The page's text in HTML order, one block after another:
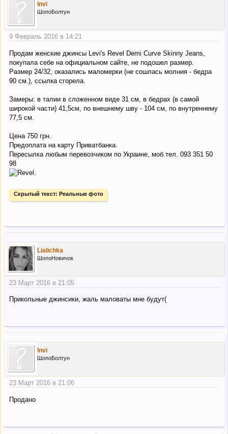
Invi
ШопоБолтун
9 Февраль 2016 в 14:21
Продам женские джинсы Levi's Revel Demi Curve Skinny Jeans,
покупала себе на официальном сайте, не подошел размер.
Размер 24/32, оказались маломерки (не сошлась молния - бедра
90 см.), ссылка сгорела.
Замеры: в талии в сложенном виде 31 см, в бедрах (в самой
широкой части) 41,5см, по внешнему шву - 104 см, по внутреннему
77,5 см.
Цена 750 грн.
Предоплата на карту Приватбанка.
Пересылка любым перевозчиком по Украине, моб.тел. 093 351 50
98
Скрытый текст: Реальные фото
Lialichka
ШопоНовичок
23 Март 2016 в 21:05
Прикольные джинсики, жаль маловаты мне будут(
Invi
ШопоБолтун
23 Март 2016 в 21:06
Продано